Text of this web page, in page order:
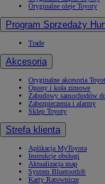
Oryginalne oleje Toyoty
Program Sprzedaży
Trade
Akcesoria
Oryginalne akcesoria
Opony i koła zimowe
Zabudowy samochodów
Zabezpieczenia i alarmy
Sklep Toyoty
Strefa klienta
Aplikacja MyToyota
Instrukcje obsługi
Aktualizacja map
System Bluetooth®
Karty Ratownicze